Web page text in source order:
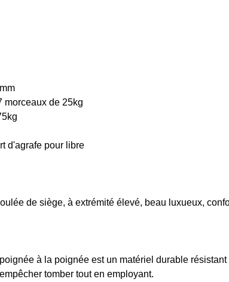
morceaux de 25kg
d'agrafe pour libre
de siège, à extrémité élevé, beau luxueux,
à la poignée est un matériel durable
tomber tout en employant.